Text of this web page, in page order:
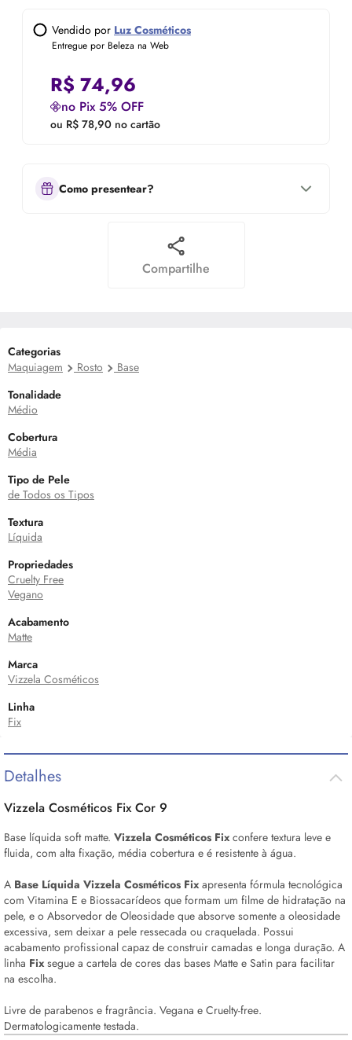
Vendido por Luz Cosméticos
Entregue por Beleza na Web
R$ 74,96
no Pix 5% OFF
ou R$ 78,90 no cartão
Como presentear?
Compartilhe
Categorias
Maquiagem
Rosto
Base
Tonalidade
Médio
Cobertura
Média
Tipo de Pele
de Todos os Tipos
Textura
Líquida
Propriedades
Cruelty Free
Vegano
Acabamento
Matte
Marca
Vizzela Cosméticos
Linha
Fix
Detalhes
Vizzela Cosméticos Fix Cor 9
Base líquida soft matte. Vizzela Cosméticos Fix confere textura leve e
fluida, com alta fixação, média cobertura e é resistente à água.
A Base Líquida Vizzela Cosméticos Fix apresenta fórmula tecnológica
com Vitamina E e Biossacarídeos que formam um filme de hidratação na
pele, e o Absorvedor de Oleosidade que absorve somente a oleosidade
excessiva, sem deixar a pele ressecada ou craquelada. Possui
acabamento profissional capaz de construir camadas e longa duração. A
linha Fix segue a cartela de cores das bases Matte e Satin para facilitar
na escolha.
Livre de parabenos e fragrância. Vegana e Cruelty-free.
Dermatologicamente testada.